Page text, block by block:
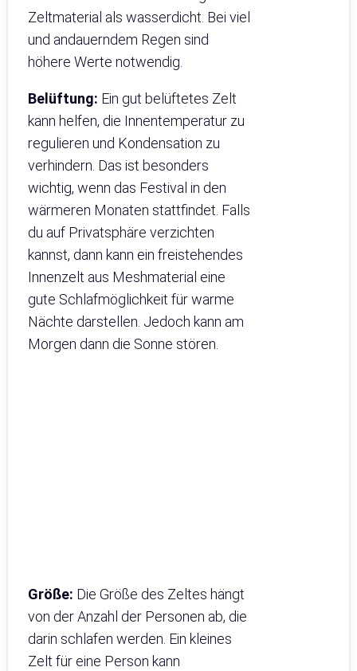
Zeltmaterial als wasserdicht. Bei viel
und andauerndem Regen sind
höhere Werte notwendig.
Belüftung: Ein gut belüftetes Zelt
kann helfen, die Innentemperatur zu
regulieren und Kondensation zu
verhindern. Das ist besonders
wichtig, wenn das Festival in den
wärmeren Monaten stattfindet. Falls
du auf Privatsphäre verzichten
kannst, dann kann ein freistehendes
Innenzelt aus Meshmaterial eine
gute Schlafmöglichkeit für warme
Nächte darstellen. Jedoch kann am
Morgen dann die Sonne stören.
Größe: Die Größe des Zeltes hängt
von der Anzahl der Personen ab, die
darin schlafen werden. Ein kleines
Zelt für eine Person kann